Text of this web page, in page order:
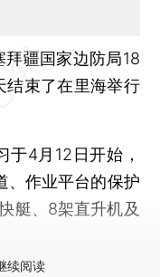
疆国家边防局18
结束了在里海举行
4月12日开始，
、作业平台的保护
艇、8架直升机及
续阅读